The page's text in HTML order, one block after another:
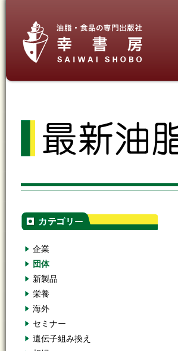
企業
団体
新製品
栄養
海外
セミナー
遺伝子組み換え